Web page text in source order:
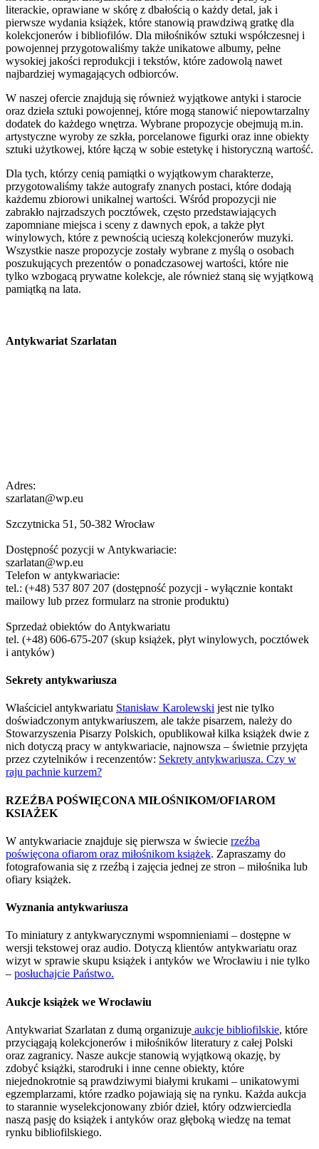
literackie, oprawiane w skórę z dbałością o każdy detal, jak i
pierwsze wydania książek, które stanowią prawdziwą gratkę dla
kolekcjonerów i bibliofilów. Dla miłośników sztuki współczesnej i
powojennej przygotowaliśmy także unikatowe albumy, pełne
wysokiej jakości reprodukcji i tekstów, które zadowolą nawet
najbardziej wymagających odbiorców.
W naszej ofercie znajdują się również wyjątkowe antyki i starocie
oraz dzieła sztuki powojennej, które mogą stanowić niepowtarzalny
dodatek do każdego wnętrza. Wybrane propozycje obejmują m.in.
artystyczne wyroby ze szkła, porcelanowe figurki oraz inne obiekty
sztuki użytkowej, które łączą w sobie estetykę i historyczną wartość.
Dla tych, którzy cenią pamiątki o wyjątkowym charakterze,
przygotowaliśmy także autografy znanych postaci, które dodają
każdemu zbiorowi unikalnej wartości. Wśród propozycji nie
zabrakło najrzadszych pocztówek, często przedstawiających
zapomniane miejsca i sceny z dawnych epok, a także płyt
winylowych, które z pewnością ucieszą kolekcjonerów muzyki.
Wszystkie nasze propozycje zostały wybrane z myślą o osobach
poszukujących prezentów o ponadczasowej wartości, które nie
tylko wzbogacą prywatne kolekcje, ale również staną się wyjątkową
pamiątką na lata.
Antykwariat Szarlatan
Adres:
szarlatan@wp.eu
Szczytnicka 51, 50-382 Wrocław
Dostępność pozycji w Antykwariacie:
szarlatan@wp.eu
Telefon w antykwariacie:
tel.: (+48) 537 807 207 (dostępność pozycji - wyłącznie kontakt
mailowy lub przez formularz na stronie produktu)
Sprzedaż obiektów do Antykwariatu
tel. (+48) 606-675-207 (skup książek, płyt winylowych, pocztówek
i antyków)
Sekrety antykwariusza
Właściciel antykwariatu Stanisław Karolewski jest nie tylko
doświadczonym antykwariuszem, ale także pisarzem, należy do
Stowarzyszenia Pisarzy Polskich, opublikował kilka książek dwie z
nich dotyczą pracy w antykwariacie, najnowsza – świetnie przyjęta
przez czytelników i recenzentów: Sekrety antykwariusza. Czy w
raju pachnie kurzem?
RZEŹBA POŚWIĘCONA MIŁOŚNIKOM/OFIAROM
KSIAŻEK
W antykwariacie znajduje się pierwsza w świecie rzeźba
poświęcona ofiarom oraz miłośnikom książek. Zapraszamy do
fotografowania się z rzeźbą i zajęcia jednej ze stron – miłośnika lub
ofiary książek.
Wyznania antykwariusza
To miniatury z antykwarycznymi wspomnieniami – dostępne w
wersji tekstowej oraz audio. Dotyczą klientów antykwariatu oraz
wizyt w sprawie skupu książek i antyków we Wrocławiu i nie tylko
– posłuchajcie Państwo.
Aukcje książek we Wrocławiu
Antykwariat Szarlatan z dumą organizuje aukcje bibliofilskie, które
przyciągają kolekcjonerów i miłośników literatury z całej Polski
oraz zagranicy. Nasze aukcje stanowią wyjątkową okazję, by
zdobyć książki, starodruki i inne cenne obiekty, które
niejednokrotnie są prawdziwymi białymi krukami – unikatowymi
egzemplarzami, które rzadko pojawiają się na rynku. Każda aukcja
to starannie wyselekcjonowany zbiór dzieł, który odzwierciedla
naszą pasję do książek i antyków oraz głęboką wiedzę na temat
rynku bibliofilskiego.